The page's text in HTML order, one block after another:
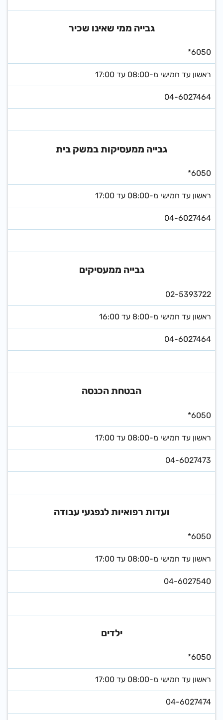
גבייה ממי שאינו שכיר
*6050
ראשון עד חמישי מ-08:00 עד 17:00
04-6027464
גבייה ממעסיקות במשק בית
*6050
ראשון עד חמישי מ-08:00 עד 17:00
04-6027464
גבייה ממעסיקים
02-5393722
ראשון עד חמישי מ-8:00 עד 16:00
04-6027464
הבטחת הכנסה
*6050
ראשון עד חמישי מ-08:00 עד 17:00
04-6027473
ועדות רפואיות לנפגעי עבודה
*6050
ראשון עד חמישי מ-08:00 עד 17:00
04-6027540
ילדים
*6050
ראשון עד חמישי מ-08:00 עד 17:00
04-6027474